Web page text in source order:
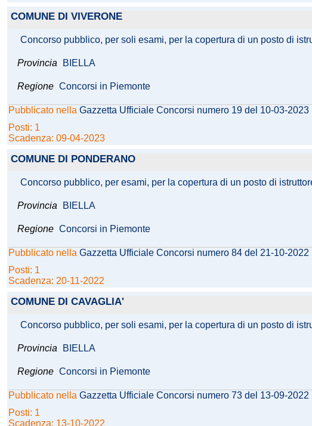
COMUNE DI VIVERONE
Concorso pubblico, per soli esami, per la copertura di un posto di
Provincia BIELLA
Regione Concorsi in Piemonte
Pubblicato nella Gazzetta Ufficiale Concorsi numero 19 del 10-03-2023
Posti: 1
Scadenza: 09-04-2023
COMUNE DI PONDERANO
Concorso pubblico, per esami, per la copertura di un posto di
Provincia BIELLA
Regione Concorsi in Piemonte
Pubblicato nella Gazzetta Ufficiale Concorsi numero 84 del 21-10-2022
Posti: 1
Scadenza: 20-11-2022
COMUNE DI CAVAGLIA'
Concorso pubblico, per soli esami, per la copertura di un posto di
Provincia BIELLA
Regione Concorsi in Piemonte
Pubblicato nella Gazzetta Ufficiale Concorsi numero 73 del 13-09-2022
Posti: 1
Scadenza: 13-10-2022